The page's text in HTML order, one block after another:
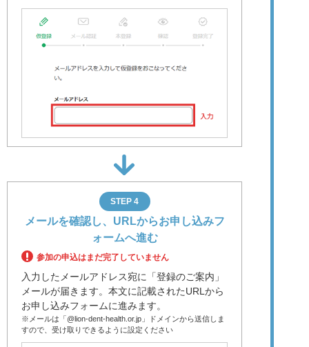
STEP 4
メールを確認し、URLからお申し込みフ
ォームへ進む
参加の申込はまだ完了していません
入力したメールアドレス宛に「登録のご案内」
メールが届きます。 本文に記載されたURLから
お申し込みフォームに進みます。
※メールは「@lion-dent-health.or.jp」ドメインから送信しま
すので、 受け取りできるように設定ください